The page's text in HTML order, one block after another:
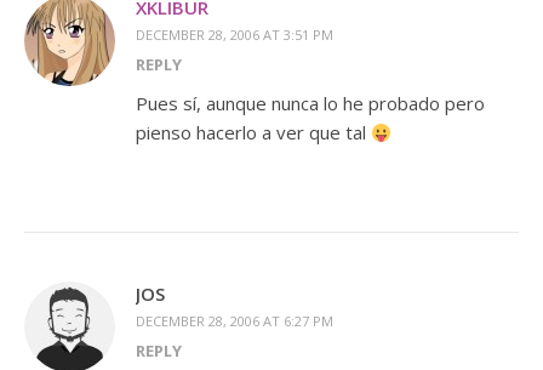
XKLIBUR
DECEMBER 28, 2006 AT 3:51 PM
REPLY
Pues sí, aunque nunca lo he probado pero
pienso hacerlo a ver que tal
JOS
DECEMBER 28, 2006 AT 6:27 PM
REPLY